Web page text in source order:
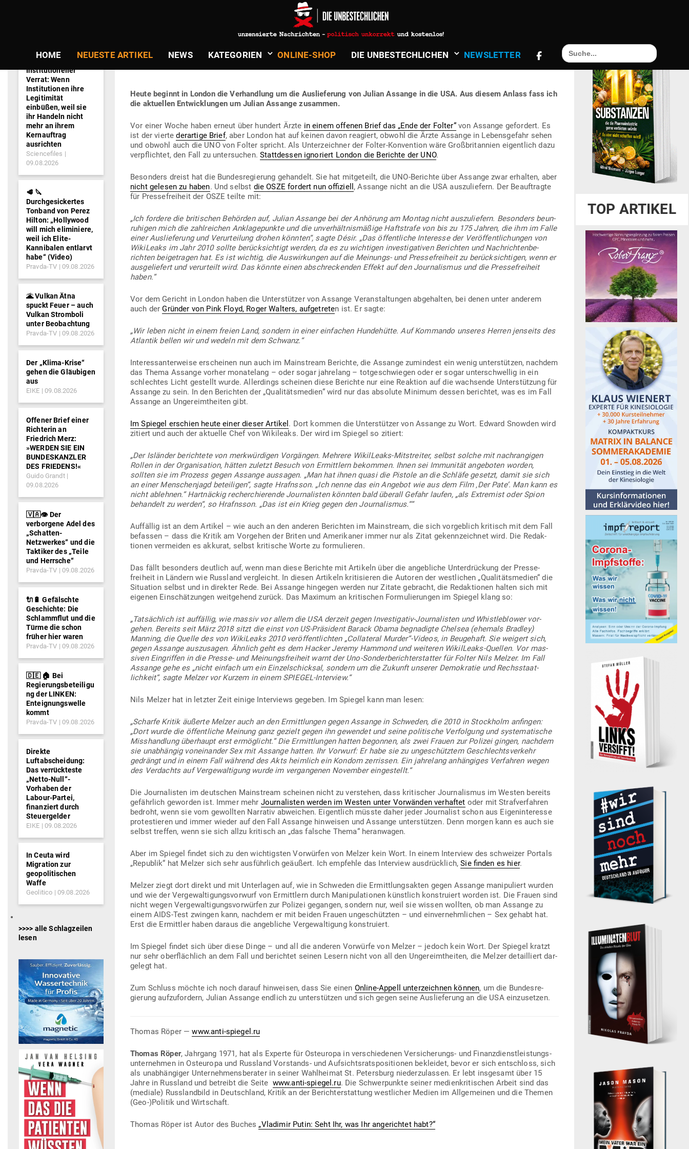
HOME NEUESTE ARTIKEL NEWS KATE­GORIEN ONLINE-SHOP DIE UNBE­STECH­LICHEN NEWS­LETTER
Search
for:
Politik & Aktuelles
HABEN BEGONNEN — DIE AKTU­ELLEN ENTWICKLUNGEN
Heute beginnt in London die Ver­handlung um die Aus­lie­ferung von Julian Assange in die USA. Aus diesem Anlass fass ich
die aktu­ellen Ent­wick­lungen um Julian Assange zusammen.
Vor einer Woche haben erneut über hundert Ärzte in einem offenen Brief das „Ende der Folter“von Assange gefordert. Es
ist der vierteder­artige Brief, aber London hat auf keinen davon reagiert, obwohl die Ärzte Assange in Lebens­gefahr sehen
und obwohl auch die UNO von Folter spricht. Als Unter­zeichner der Folter-Kon­vention wäre Groß­bri­tannien eigentlich dazu
ver­pflichtet, den Fall zu unter­suchen.Statt­dessen igno­riert London die Berichte der UNO.
Besonders dreist hat die Bun­des­re­gierung gehandelt. Sie hat mit­ge­teilt, die UNO-Berichte über Assange zwar erhalten, aber
nicht gelesen zu haben. Und selbst die OSZE fordert nun offi­ziell , Assange nicht an die USA aus­zu­liefern. Der Beauf­tragte
für Pres­se­freiheit der OSZE teilte mit:
„Ich fordere die bri­ti­schen Behörden auf, Julian Assange bei der Anhörung am Montag nicht aus­zu­liefern. Besonders beun­
ru­higen mich die zahl­reichen Ankla­ge­punkte und die unver­hält­nis­mäßige Haft­strafe von bis zu 175 Jahren, die ihm im Falle
einer Aus­lie­ferung und Ver­ur­teilung drohen könnten“, sagte Désir. „Das öffent­liche Interesse der Ver­öf­fent­li­chungen von
Wiki­Leaks im Jahr 2010 sollte berück­sichtigt werden, da es zu wich­tigen inves­ti­ga­tiven Berichten und Nach­rich­ten­be­
richten bei­getragen hat. Es ist wichtig, die Aus­wir­kungen auf die Mei­nungs- und Pres­se­freiheit zu berück­sich­tigen, wenn er
aus­ge­liefert und ver­ur­teilt wird. Das könnte einen abschre­ckenden Effekt auf den Jour­na­lismus und die Pres­se­freiheit
haben.“
Vor dem Gericht in London haben die Unter­stützer von Assange Ver­an­stal­tungen abge­halten, bei denen unter anderem
auch derGründer von Pink Floyd, Roger Walters, auf­ge­treten ist. Er sagte:
„Wir leben nicht in einem freien Land, sondern in einer ein­fachen Hun­de­hütte. Auf Kom­mando unseres Herren jen­seits des
Atlantik bellen wir und wedeln mit dem Schwanz.“
Inter­es­san­ter­weise erscheinen nun auch im Main­stream Berichte, die Assange zumindest ein wenig unter­stützen, nachdem
das Thema Assange vorher mona­telang – oder sogar jah­relang – tot­ge­schwiegen oder er sogar unter­schwellig in ein
schlechtes Licht gestellt wurde. Aller­dings scheinen diese Berichte nur eine Reaktion auf die wach­sende Unter­stützung für
Assange zu sein. In den Berichten der „Qua­li­täts­medien“ wird nur das absolute Minimum dessen berichtet, was es im Fall
Assange an Unge­reimt­heiten gibt.
Im Spiegel erschien heute einer dieser Artikel . Dort kommen die Unter­stützer von Assange zu Wort. Edward Snowden wird
zitiert und auch der aktuelle Chef von Wiki­leaks. Der wird im Spiegel so zitiert:
„Der Isländer berichtete von merk­wür­digen Vor­gängen. Mehrere Wikil­Leaks-Mit­streiter, selbst solche mit nach­ran­gigen
Rollen in der Orga­ni­sation, hätten zuletzt Besuch von Ermittlern bekommen. Ihnen sei Immu­nität ange­boten worden,
sollten sie im Prozess gegen Assange aus­sagen. „Man hat ihnen quasi die Pistole an die Schläfe gesetzt, damit sie sich
an einer Men­schenjagd betei­ligen“, sagte Hrafnsson. „Ich nenne das ein Angebot wie aus dem Film ‚Der Pate’. Man kann es
nicht ablehnen.“ Hart­näckig recher­chie­rende Jour­na­listen könnten bald überall Gefahr laufen, „als Extremist oder Spion
behandelt zu werden“, so Hrafnsson. „Das ist ein Krieg gegen den Journalismus.““
Auf­fällig ist an dem Artikel – wie auch an den anderen Berichten im Main­stream, die sich vor­geblich kri­tisch mit dem Fall
befassen – dass die Kritik am Vor­gehen der Briten und Ame­ri­kaner immer nur als Zitat gekenn­zeichnet wird. Die Redak­
tionen ver­meiden es akkurat, selbst kri­tische Worte zu formulieren.
Das fällt besonders deutlich auf, wenn man diese Berichte mit Artikeln über die angeb­liche Unter­drü­ckung der Pres­se­
freiheit in Ländern wie Russland ver­gleicht. In diesen Artikeln kri­ti­sieren die Autoren der west­lichen „Qua­li­täts­medien“ die
Situation selbst und in direkter Rede. Bei Assange hin­gegen werden nur Zitate gebracht, die Redak­tionen halten sich mit
eigenen Ein­schät­zungen weit­gehend zurück. Das Maximum an kri­ti­schen For­mu­lie­rungen im Spiegel klang so:
„Tat­sächlich ist auf­fällig, wie massiv vor allem die USA derzeit gegen Inves­ti­gativ-Jour­na­listen und Whist­le­b­lower vor­
gehen. Bereits seit März 2018 sitzt die einst von US-Prä­sident Barack Obama begna­digte Chelsea (ehemals Bradley)
Manning, die Quelle des von Wiki­Leaks 2010 ver­öf­fent­lichten „Col­la­teral Murder“-Videos, in Beu­gehaft. Sie weigert sich,
gegen Assange aus­zu­sagen. Ähnlich geht es dem Hacker Jeremy Hammond und wei­teren Wikil­Leaks-Quellen. Vor mas­
siven Ein­griffen in die Presse- und Mei­nungs­freiheit warnt der Uno-Son­der­be­richt­erstatter für Folter Nils Melzer. Im Fall
Assange gehe es „nicht einfach um ein Ein­zel­schicksal, sondern um die Zukunft unserer Demo­kratie und Rechs­staat­
lichkeit“, sagte Melzer vor Kurzem in einem SPIEGEL-Interview.“
Nils Melzer hat in letzter Zeit einige Inter­views gegeben. Im Spiegel kann man lesen:
„Scharfe Kritik äußerte Melzer auch an den Ermitt­lungen gegen Assange in Schweden, die 2010 in Stockholm anfingen:
„Dort wurde die öffent­liche Meinung ganz gezielt gegen ihn gewendet und seine poli­tische Ver­folgung und sys­te­ma­tische
Miss­handlung über­haupt erst ermög­licht.“ Die Ermitt­lungen hatten begonnen, als zwei Frauen zur Polizei gingen, nachdem
sie unab­hängig von­ein­ander Sex mit Assange hatten. Ihr Vorwurf: Er habe sie zu unge­schütztem Geschlechts­verkehr
gedrängt und in einem Fall während des Akts heimlich ein Kondom zer­rissen. Ein jah­relang anhän­giges Ver­fahren wegen
des Ver­dachts auf Ver­ge­wal­tigung wurde im ver­gan­genen November eingestellt.“
Die Jour­na­listen im deut­schen Main­stream scheinen nicht zu ver­stehen, dass kri­ti­scher Jour­na­lismus im Westen bereits
gefährlich geworden ist. Immer mehr Jour­na­listen werden im Westen unter Vor­wänden ver­haftet oder mit Straf­ver­fahren
bedroht, wenn sie vom gewollten Nar­rativ abweichen. Eigentlich müsste daher jeder Jour­nalist schon aus Eigen­in­teresse
pro­tes­tieren und immer wieder auf den Fall Assange hin­weisen und Assange unter­stützen. Denn morgen kann es auch sie
selbst treffen, wenn sie sich allzu kri­tisch an „das falsche Thema“ heranwagen.
Aber im Spiegel findet sich zu den wich­tigsten Vor­würfen von Melzer kein Wort. In einem Interview des schweizer Portals
„Republik“ hat Melzer sich sehr aus­führlich geäußert. Ich emp­fehle das Interview aus­drücklich,Sie finden es hier.
Melzer ziegt dort direkt und mit Unter­lagen auf, wie in Schweden die Ermitt­lungs­akten gegen Assange mani­pu­liert wurden
und wie der Ver­ge­wal­ti­gungs­vorwurf von Ermittlern durch Mani­pu­la­tionen künstlich kon­struiert worden ist. Die Frauen sind
nicht wegen Ver­ge­wal­ti­gungs­vor­würfen zur Polizei gegangen, sondern nur, weil sie wissen wollten, ob man Assange zu
einem AIDS-Test zwingen kann, nachdem er mit beiden Frauen unge­schützten – und ein­ver­nehm­lichen – Sex gehabt hat.
Erst die Ermittler haben daraus die angeb­liche Ver­ge­wal­tigung konstruiert.
Im Spiegel findet sich über diese Dinge – und all die anderen Vor­würfe von Melzer – jedoch kein Wort. Der Spiegel kratzt
nur sehr ober­flächlich an dem Fall und berichtet seinen Lesern nicht von all den Unge­reimt­heiten, die Melzer detail­liert dar­
gelegt hat.
Zum Schluss möchte ich noch darauf hin­weisen, dass Sie einen Online-Appell unter­zeichnen können, um die Bun­des­re­
gierung auf­zu­fordern, Julian Assange endlich zu unter­stützen und sich gegen seine Aus­lie­ferung an die USA einzusetzen.
Thomas Röper —www.anti-spiegel.ru
Thomas Röper, Jahrgang 1971, hat als Experte für Ost­europa in ver­schie­denen Ver­si­che­rungs- und Finanz­dienst­leis­tungs­
un­ter­nehmen in Ost­europa und Russland Vor­stands- und Auf­sichts­rats­po­si­tionen bekleidet, bevor er sich ent­schloss, sich
als unab­hän­giger Unter­neh­mens­be­rater in seiner Wahl­heimat St. Petersburg nie­der­zu­lassen. Er lebt ins­gesamt über 15
Jahre in Russland und betreibt die Seite www.anti-spiegel.ru. Die Schwer­punkte seiner medi­en­kri­ti­schen Arbeit sind das
(mediale) Russ­landbild in Deutschland, Kritik an der Bericht­erstattung west­licher Medien im All­ge­meinen und die Themen
(Geo-)Politik und Wirtschaft.
Thomas Röper ist Autor des Buches „Vla­dimir Putin: Seht Ihr, was Ihr ange­richtet habt?“
Institutioneller
Verrat: Wenn
Institutionen ihre
Legitimität
einbüßen, weil sie
ihr Handeln nicht
mehr an ihrem
Kernauftrag
ausrichten
Sciencefiles
09.08.2026
🥩 🔪
Durchgesickertes
Tonband von Perez
Hilton: „Hollywood
will mich eliminiere,
weil ich Elite-
Kannibalen entlarvt
habe“ (Video)
Pravda-TV 09.08.2026
🌋 Vulkan Ätna
spuckt Feuer – auch
Vulkan Stromboli
unter Beobachtung
Pravda-TV 09.08.2026
Der „Klima-Krise“
gehen die Gläubigen
aus
EIKE 09.08.2026
Offener Brief einer
Richterin an
Friedrich Merz:
»WERDEN SIE EIN
BUNDESKANZLER
DES FRIEDENS!«
Guido Grandt
09.08.2026
🇻🇦👁️ Der
verborgene Adel des
„Schatten-
Netzwerkes“ und die
Taktiker des „Teile
und Herrsche“
Pravda-TV 09.08.2026
🔌🔋 Gefälschte
Geschichte: Die
Schlammflut und die
Türme die schon
früher hier waren
Pravda-TV 09.08.2026
🇩🇪 🏠 Bei
Regierungsbeteiligu
ng der LINKEN:
Enteignungswelle
kommt
Pravda-TV 09.08.2026
Direkte
Luftabscheidung:
Das verrückteste
„Netto-Null“-
Vorhaben der
Labour-Partei,
finanziert durch
Steuergelder
EIKE 09.08.2026
In Ceuta wird
Migration zur
geopolitischen
Waffe
Geolitico 09.08.2026
>>>> alle Schlagzeilen
lesen
TOP ARTIKEL